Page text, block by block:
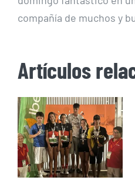
compañía de muchos y
Artículos